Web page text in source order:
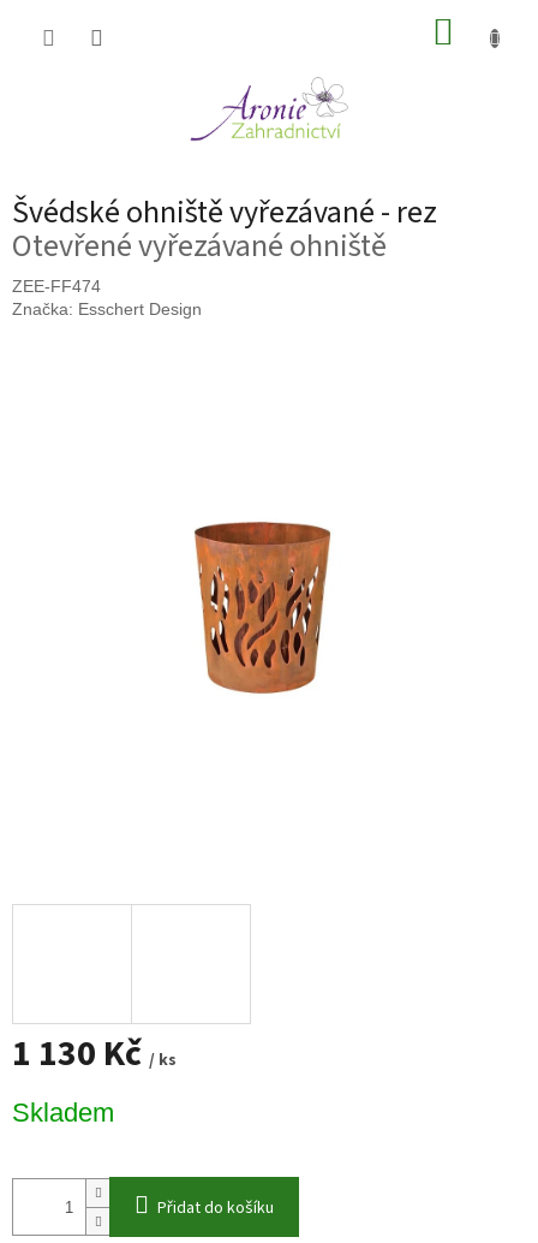
Švédské ohniště vyřezávané - rez
Otevřené vyřezávané ohniště
ZEE-FF474
Značka: Esschert Design
1 130 Kč / ks
cena:
Skladem
Přidat do košíku